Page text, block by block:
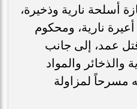
أسلحة نارية وذخيرة،
نارية، ومحكوم
عمد، إلى جانب
والذخائر والمواد
مسرحاً لمزاولة